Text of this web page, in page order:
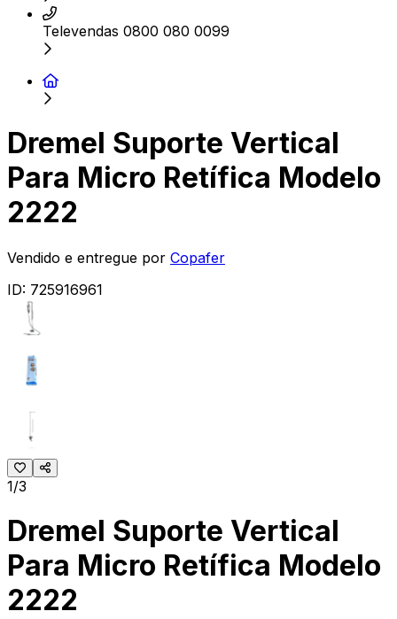
Televendas 0800 080 0099
Dremel Suporte Vertical
Para Micro Retífica Modelo
2222
Vendido e entregue por Copafer
ID: 725916961
1/3
Dremel Suporte Vertical
Para Micro Retífica Modelo
2222